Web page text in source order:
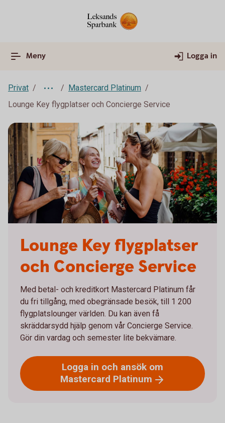
Meny Logga in
Privat
Mastercard Platinum
Lounge Key flygplatser och Concierge Service
Lounge Key flygplatser
och Concierge Service
Med betal- och kreditkort Mastercard Platinum får
du fri tillgång, med obegränsade besök, till 1 200
flygplatslounger världen. Du kan även få
skräddarsydd hjälp genom vår Concierge Service.
Gör din vardag och semester lite bekvämare.
Logga in och ansök om
Mastercard Platinum